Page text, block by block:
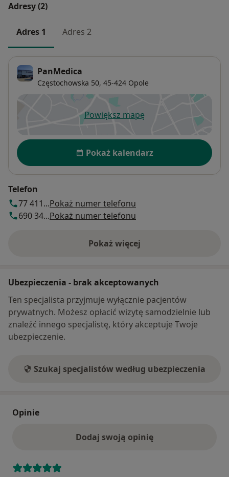
Adresy (2)
Adres 1 Adres 2
PanMedica
Częstochowska 50, 45-424 Opole
Powiększ mapęotwiera się w nowej karcie
Dostępność
Pokaż kalendarz
Telefon
77 411...Pokaż numer telefonu
690 34...Pokaż numer telefonu
Pokaż więcej
o adresie
Ubezpieczenia - brak akceptowanych
Ten specjalista przyjmuje wyłącznie pacjentów
prywatnych. Możesz opłacić wizytę samodzielnie lub
znaleźć innego specjalistę, który akceptuje Twoje
ubezpieczenie.
Szukaj specjalistów według ubezpieczenia
Opinie
Dodaj swoją opinię